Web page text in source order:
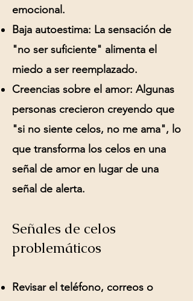
emocional.
Baja autoestima: La sensación de
"no ser suficiente" alimenta el
miedo a ser reemplazado.
Creencias sobre el amor: Algunas
personas crecieron creyendo que
"si no siente celos, no me ama", lo
que transforma los celos en una
señal de amor en lugar de una
señal de alerta.
Señales de celos
problemáticos
Revisar el teléfono, correos o